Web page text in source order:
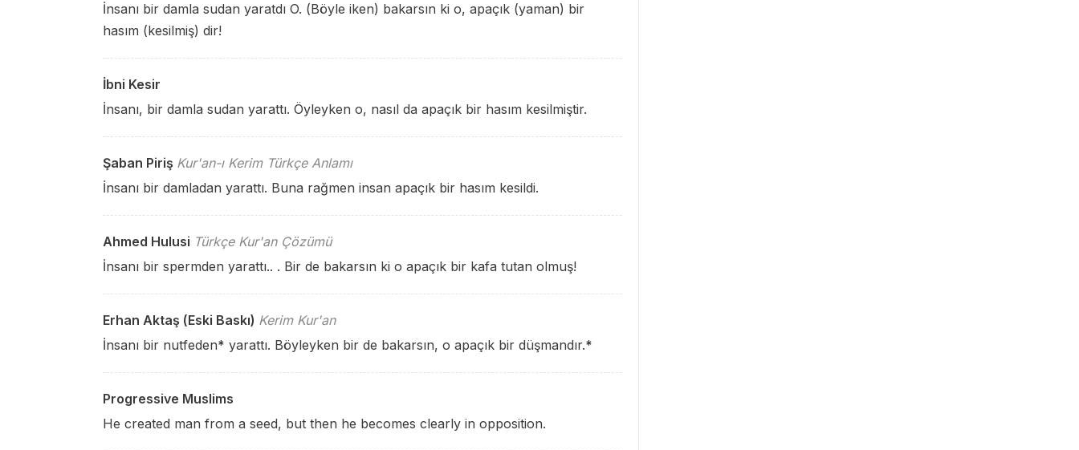
İnsanı bir damla sudan yaratdı O. (Böyle iken) bakarsın ki o, apaçık (yaman) bir
hasım (kesilmiş) dir!
İbni Kesir
İnsanı, bir damla sudan yarattı. Öyleyken o, nasıl da apaçık bir hasım kesilmiştir.
Şaban Piriş Kur'an-ı Kerim Türkçe Anlamı
İnsanı bir damladan yarattı. Buna rağmen insan apaçık bir hasım kesildi.
Ahmed Hulusi Türkçe Kur'an Çözümü
İnsanı bir spermden yarattı.. . Bir de bakarsın ki o apaçık bir kafa tutan olmuş!
Erhan Aktaş (Eski Baskı) Kerim Kur'an
İnsanı bir nutfeden* yarattı. Böyleyken bir de bakarsın, o apaçık bir düşmandır.*
Progressive Muslims
He created man from a seed, but then he becomes clearly in opposition.